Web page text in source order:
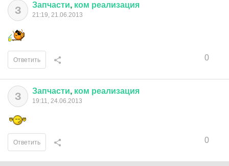
З Запчасти, ком реализация
21:19, 21.06.2013
0
Ответить
З Запчасти, ком реализация
19:11, 24.06.2013
0
Ответить